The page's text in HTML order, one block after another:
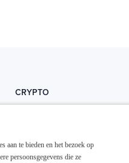
CRYPTO
Crypto koopgids
aan te bieden en het bezoek op
persoonsgegevens die ze